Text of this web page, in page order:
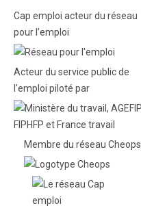
Cap emploi acteur du réseau
pour l’emploi
Acteur du service public de
l'emploi piloté par
Membre du réseau Cheops